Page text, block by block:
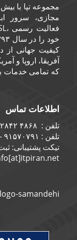
مجموعه تپا با
مجازی، سرور
کیفیت جهانی از
آفریقا، اروپا و
که تمامی خدمات
اطلاعات تماس
تلفن : ۴۸۶۸ ۲۸۴۲ – ۰۲۱
تلفن : ۹۱۵۷۰۷۹۱ – ۰۷۷
تیکت پشتیبانی: